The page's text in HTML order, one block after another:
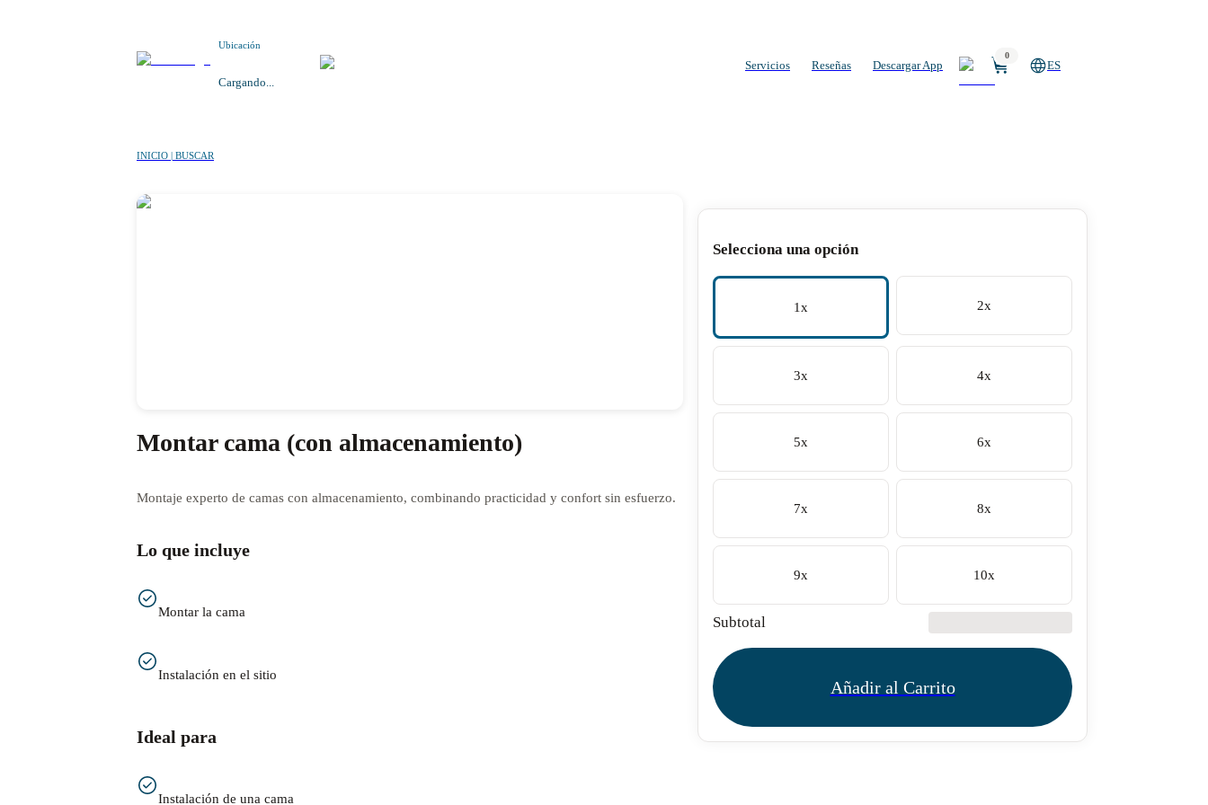
Ubicación
Cargando...
Servicios Reseñas Descargar App
0
ES
INICIO | BUSCAR
Montar cama (con almacenamiento)
Montaje experto de camas con almacenamiento, combinando practicidad y confort sin esfuerzo.
Lo que incluye
Montar la cama
Instalación en el sitio
Ideal para
Instalación de una cama
Selecciona una opción
1x 2x
3x 4x
5x 6x
7x 8x
9x 10x
Subtotal
Añadir al Carrito